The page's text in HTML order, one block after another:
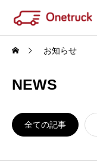
お知らせ
NEWS
全ての記事